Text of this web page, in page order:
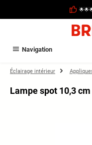
Navigation
Éclairage intérieur
Lampe spot 10,3